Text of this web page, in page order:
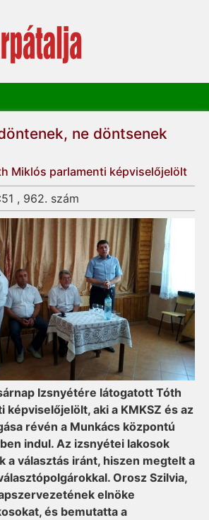
ne döntsenek
Miklós parlamenti képviselőjelölt
, 962. szám
Izsnyétére látogatott Tóth
képviselőjelölt, aki a KMKSZ és az
révén a Munkács központú
indul. Az izsnyétei lakosok
a választás iránt, hiszen megtelt a
Orosz Szilvia,
elnöke
és bemutatta a